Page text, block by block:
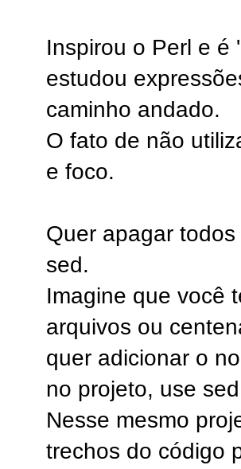
Inspirou o Perl e é
estudou
caminho andado.
O fato de não
e foco.
Quer apagar
sed.
Imagine que você
arquivos ou
quer adicionar o
no projeto, use
Nesse mesmo
trechos do código